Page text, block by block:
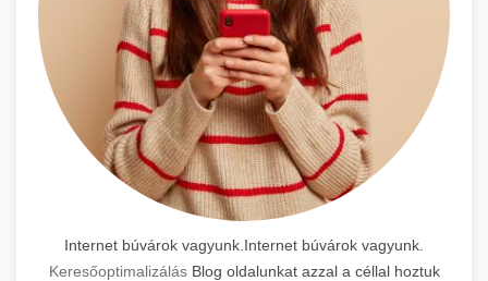
Internet búvárok vagyunk.Internet búvárok vagyunk.
KeresőoptimalizálásBlog oldalunkat azzal a céllal hoztuk